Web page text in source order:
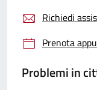
Richiedi
Prenota
Problemi in